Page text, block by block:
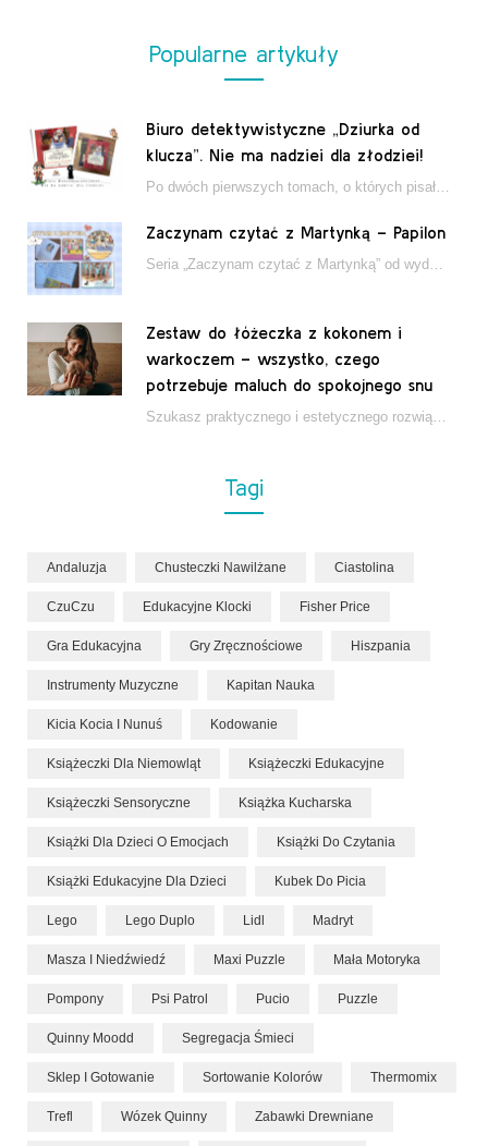
Popularne artykuły
Biuro detektywistyczne „Dziurka od
klucza”. Nie ma nadziei dla złodziei!
Zaczynam czytać z Martynką – Papilon
Zestaw do łóżeczka z kokonem i
warkoczem – wszystko, czego
potrzebuje maluch do spokojnego snu
Tagi
Andaluzja Chusteczki Nawilżane Ciastolina
CzuCzu Edukacyjne Klocki Fisher Price
Gra Edukacyjna Gry Zręcznościowe Hiszpania
Instrumenty Muzyczne Kapitan Nauka
Kicia Kocia I Nunuś Kodowanie
Książeczki Dla Niemowląt Książeczki Edukacyjne
Książeczki Sensoryczne Książka Kucharska
Książki Dla Dzieci O Emocjach Książki Do Czytania
Książki Edukacyjne Dla Dzieci Kubek Do Picia
Lego Lego Duplo Lidl Madryt
Masza I Niedźwiedź Maxi Puzzle Mała Motoryka
Pompony Psi Patrol Pucio Puzzle
Quinny Moodd Segregacja Śmieci
Sklep I Gotowanie Sortowanie Kolorów Thermomix
Trefl Wózek Quinny Zabawki Drewniane